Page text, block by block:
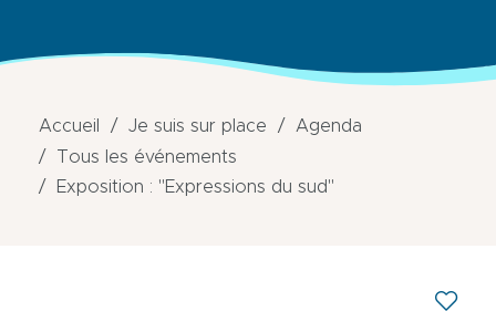
Accueil Je suis sur place
Agenda
Tous les événements
Exposition : "Expressions du sud"